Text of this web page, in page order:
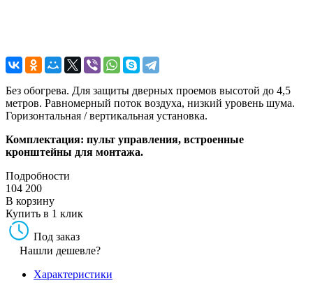
Без обогрева. Для защиты дверных проемов высотой до 4,5
метров. Равномерный поток воздуха, низкий уровень шума.
Горизонтальная / вертикальная установка.
Комплектация: пульт управления, встроенные
кронштейны для монтажа.
Подробности
104 200
В корзину
Купить в 1 клик
Под заказ
Нашли дешевле?
Характеристики